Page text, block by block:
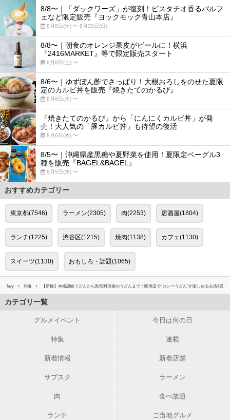
8/8〜｜「ダックワーズ」が復刻！ピスタチオ香るパルフ
ェなど限定販売『ヨックモック青山本店』
8月8日(土) 〜 8月30日(日)
8/8〜｜朝食のオレンジ果皮がビールに！横浜
『2416MARKET』等で限定販売スタート
8月8日(土) 〜
8/6〜｜ゆずぽん酢でさっぱり！大根おろしをのせた夏限
定のカルビ丼を販売『焼きたてのかるび』
8月6日(木) 〜
『焼きたてのかるび』から「にんにくカルビ丼」が発
売！大人気の「豚カルビ丼」も待望の復活
8月6日(木) 〜
8/5〜｜沖縄県産黒糖や夏野菜を使用！夏限定ベーグル3
種を販売『BAGEL&BAGEL』
8月5日(水) 〜
おすすめカテゴリー
東京都(7546) ラーメン(2305) 肉(2253) 居酒屋(1804)
ランチ(1225) 渋谷区(1215) 焼肉(1138) カフェ(1130)
スイーツ(1130) おもしろ・話題(1065)
favy 和食 【新橋】本格讃岐うどんから割烹料理屋のうどんまで！駅周辺で“カレーうどん”が楽しめるお店4選
カテゴリ一覧
グルメイベント 今日は何の日
特集 連載
新着情報 新着店舗
サブスク ラーメン
肉 食べ放題
ランチ ご当地グルメ